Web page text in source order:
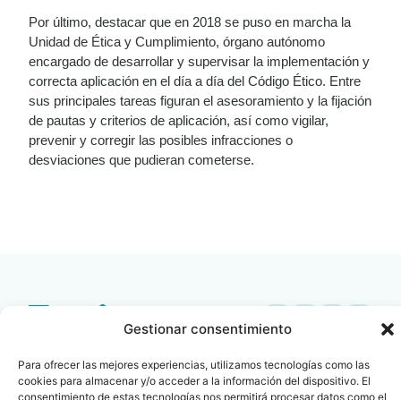
Gestionar consentimiento
Para ofrecer las mejores experiencias, utilizamos tecnologías como las
cookies para almacenar y/o acceder a la información del dispositivo. El
consentimiento de estas tecnologías nos permitirá procesar datos como el
Por último, destacar que en 2018 se puso en marcha la
Unidad de Ética y Cumplimiento, órgano autónomo
encargado de desarrollar y supervisar la implementación y
correcta aplicación en el día a día del Código Ético. Entre
sus principales tareas figuran el asesoramiento y la fijación
de pautas y criterios de aplicación, así como vigilar,
prevenir y corregir las posibles infracciones o
desviaciones que pudieran cometerse.
info@fenin.es
Travesera de Gracia, 56 -
1º, 3ª 08006